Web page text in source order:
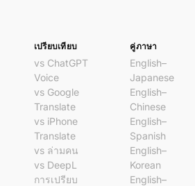
เปรียบเทียบ
vs ChatGPT
Voice
vs Google
Translate
vs iPhone
Translate
vs ล่ามคน
vs DeepL
การเปรียบ
คู่ภาษา
English–
Japanese
English–
Chinese
English–
Spanish
English–
Korean
English–